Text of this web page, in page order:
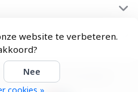
website te verbeteren.
Nee
- Theme by